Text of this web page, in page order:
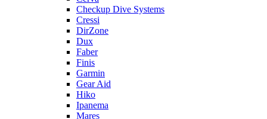
Checkup Dive Systems
Cressi
DirZone
Dux
Faber
Finis
Garmin
Gear Aid
Hiko
Ipanema
Mares